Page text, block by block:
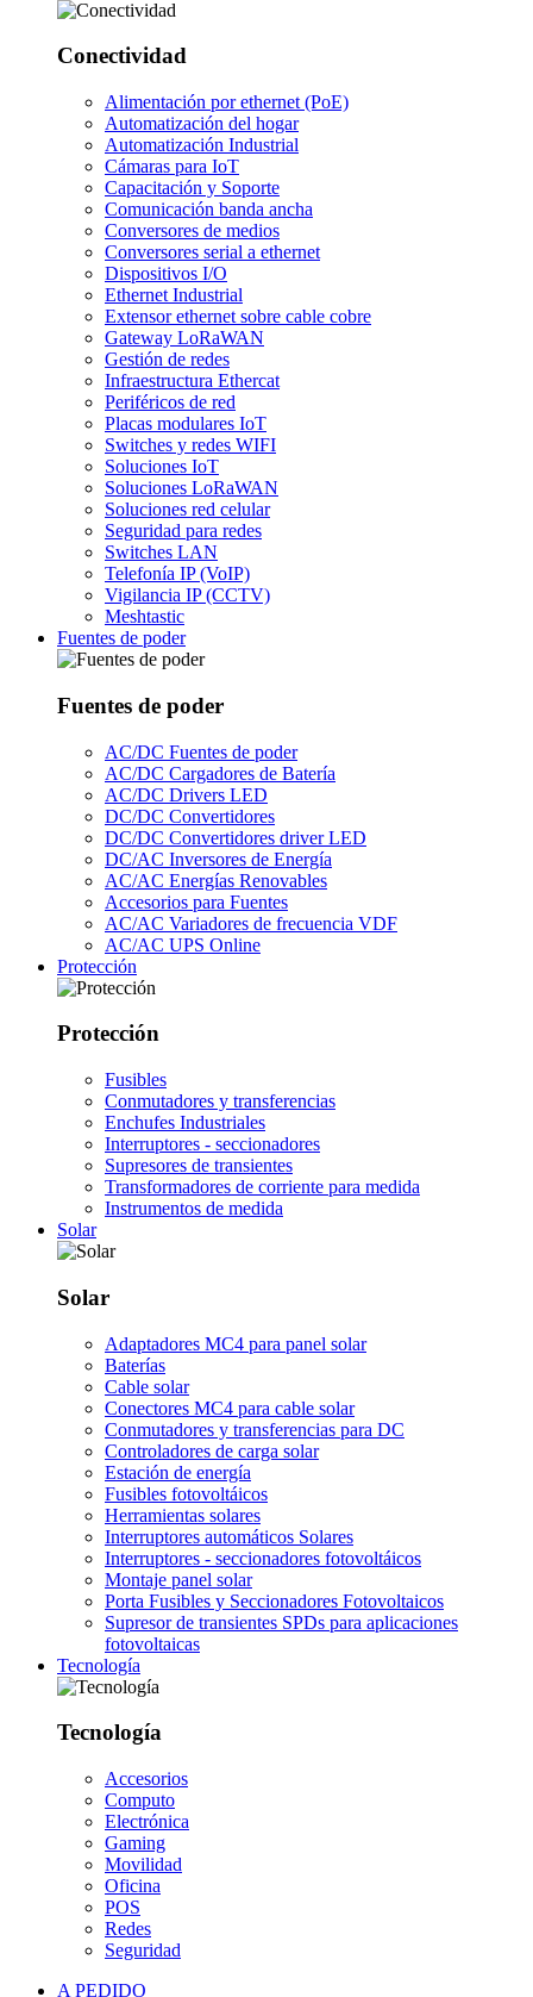
Conectividad
Alimentación por ethernet (PoE)
Automatización del hogar
Automatización Industrial
Cámaras para IoT
Capacitación y Soporte
Comunicación banda ancha
Conversores de medios
Conversores serial a ethernet
Dispositivos I/O
Ethernet Industrial
Extensor ethernet sobre cable cobre
Gateway LoRaWAN
Gestión de redes
Infraestructura Ethercat
Periféricos de red
Placas modulares IoT
Switches y redes WIFI
Soluciones IoT
Soluciones LoRaWAN
Soluciones red celular
Seguridad para redes
Switches LAN
Telefonía IP (VoIP)
Vigilancia IP (CCTV)
Meshtastic
Fuentes de poder
Fuentes de poder
AC/DC Fuentes de poder
AC/DC Cargadores de Batería
AC/DC Drivers LED
DC/DC Convertidores
DC/DC Convertidores driver LED
DC/AC Inversores de Energía
AC/AC Energías Renovables
Accesorios para Fuentes
AC/AC Variadores de frecuencia VDF
AC/AC UPS Online
Protección
Protección
Fusibles
Conmutadores y transferencias
Enchufes Industriales
Interruptores - seccionadores
Supresores de transientes
Transformadores de corriente para medida
Instrumentos de medida
Solar
Solar
Adaptadores MC4 para panel solar
Baterías
Cable solar
Conectores MC4 para cable solar
Conmutadores y transferencias para DC
Controladores de carga solar
Estación de energía
Fusibles fotovoltáicos
Herramientas solares
Interruptores automáticos Solares
Interruptores - seccionadores fotovoltáicos
Montaje panel solar
Porta Fusibles y Seccionadores Fotovoltaicos
Supresor de transientes SPDs para aplicaciones
fotovoltaicas
Tecnología
Tecnología
Accesorios
Computo
Electrónica
Gaming
Movilidad
Oficina
POS
Redes
Seguridad
A PEDIDO